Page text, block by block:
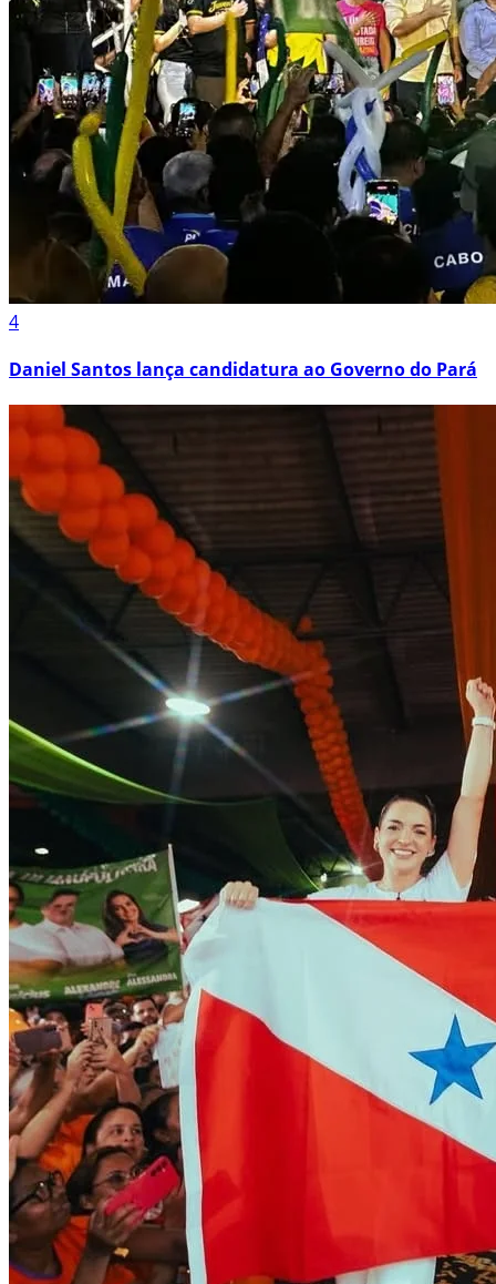
4
Daniel Santos lança candidatura ao Governo do Pará